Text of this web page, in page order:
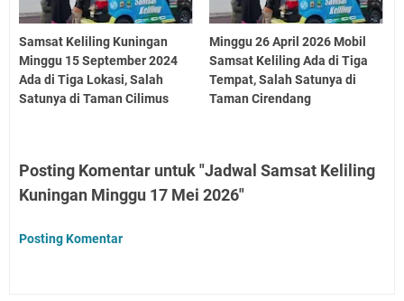
Samsat Keliling Kuningan
Minggu 15 September 2024
Ada di Tiga Lokasi, Salah
Satunya di Taman Cilimus
Minggu 26 April 2026 Mobil
Samsat Keliling Ada di Tiga
Tempat, Salah Satunya di
Taman Cirendang
Posting Komentar untuk "Jadwal Samsat Keliling
Kuningan Minggu 17 Mei 2026"
Posting Komentar